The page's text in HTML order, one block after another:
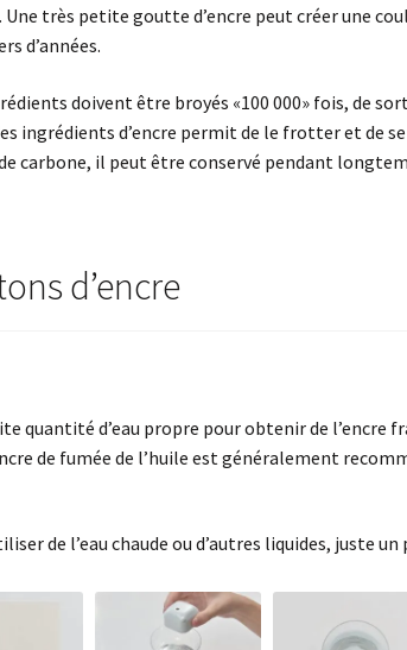
Une très petite goutte d’encre peut créer une
d’années.
doivent être broyés «100 000» fois, de
ingrédients d’encre permit de le frotter et
carbone, il peut être conservé pendant
d’encre
quantité d’eau propre pour obtenir de l’encre
de fumée de l’huile est généralement
de l’eau chaude ou d’autres liquides, juste un